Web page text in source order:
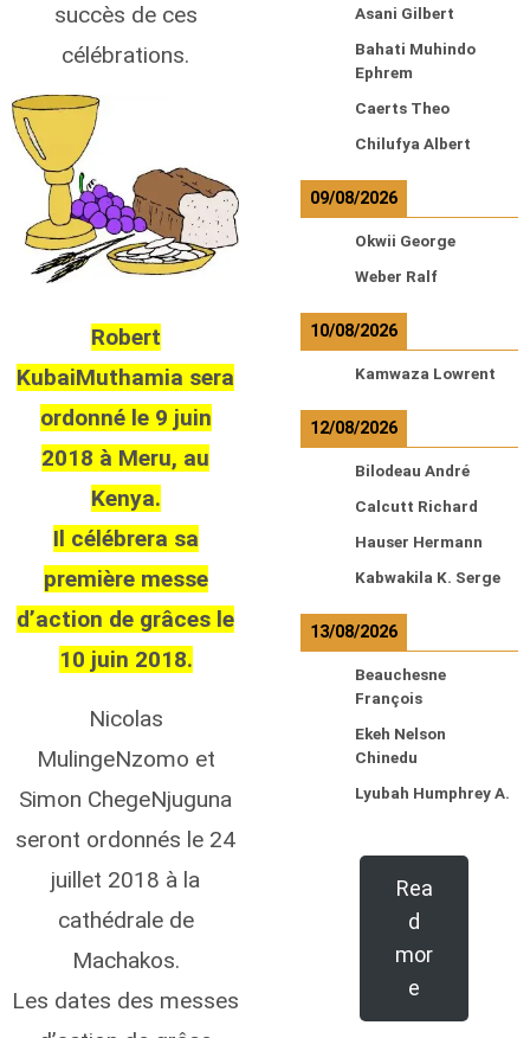
succès de ces
célébrations.
Robert
KubaiMuthamia sera
ordonné le 9 juin
2018 à Meru, au
Kenya.
Il célébrera sa
première messe
d’action de grâces le
10 juin 2018.
Nicolas
MulingeNzomo et
Simon ChegeNjuguna
seront ordonnés le 24
juillet 2018 à la
cathédrale de
Machakos.
Les dates des messes
Asani Gilbert
Bahati Muhindo
Ephrem
Caerts Theo
Chilufya Albert
09/08/2026
Okwii George
Weber Ralf
10/08/2026
Kamwaza Lowrent
12/08/2026
Bilodeau André
Calcutt Richard
Hauser Hermann
Kabwakila K. Serge
13/08/2026
Beauchesne
François
Ekeh Nelson
Chinedu
Lyubah Humphrey A.
Rea
d
mor
e